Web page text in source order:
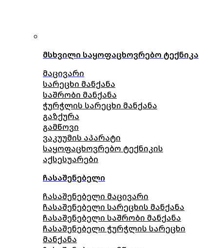
მსხვილი საყოფაცხოვრებო ტექნიკა
მაცივარი
სარეცხი მანქანა
საშრობი მანქანა
ჭურჭლის სარეცხი მანქანა
გაზქურა
გამწოვი
ვაკუუმის აპარატი
საყოფაცხოვრებო ტექნიკის
აქსესუარები
ჩასაშენებელი
ჩასაშენებელი მაცივარი
ჩასაშენებელი სარეცხის მანქანა
ჩასაშენებელი საშრობი მანქანა
ჩასაშენებელი ჭურჭლის სარეცხი
მანქანა